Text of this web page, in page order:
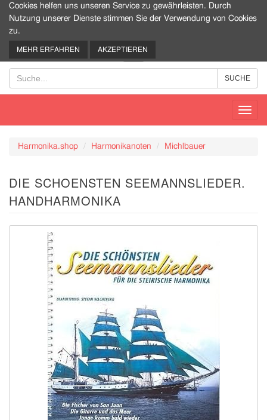
0
Harmonika.shop Harmonikanoten Michlbauer
DIE SCHOENSTEN SEEMANNSLIEDER.
HANDHARMONIKA
Cookies helfen uns unseren Service zu gewährleisten. Durch
Nutzung unserer Dienste stimmen Sie der Verwendung von Cookies
zu.
MEHR ERFAHREN AKZEPTIEREN